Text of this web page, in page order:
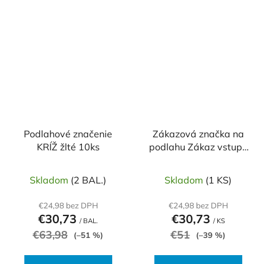
Podlahové značenie
KRÍŽ žlté 10ks
Skladom (2 BAL.)
€24,98 bez DPH
€30,73 / BAL.
€63,98 (–51 %)
Zákazová značka na
podlahu Zákaz vstupu
Skladom (1 KS)
€24,98 bez DPH
€30,73 / KS
€51 (–39 %)